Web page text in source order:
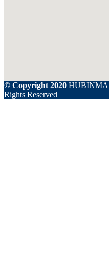
© Copyright 2020
Rights Reserved